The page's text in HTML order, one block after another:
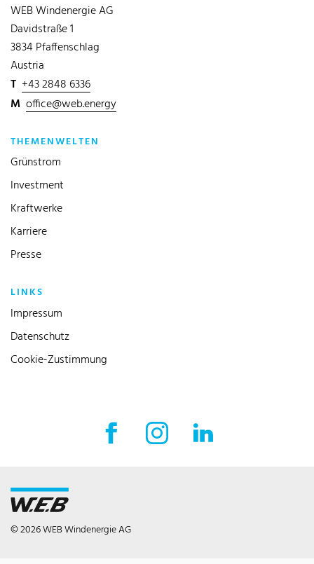
WEB Windenergie AG
Davidstraße 1
3834 Pfaffenschlag
Austria
T +43 2848 6336
M office@web.energy
THEMENWELTEN
Grünstrom
Investment
Kraftwerke
Karriere
Presse
LINKS
Impressum
Datenschutz
Cookie-Zustimmung
Facebook Externer Link
Instagram Externer Link
© 2026 WEB Windenergie AG